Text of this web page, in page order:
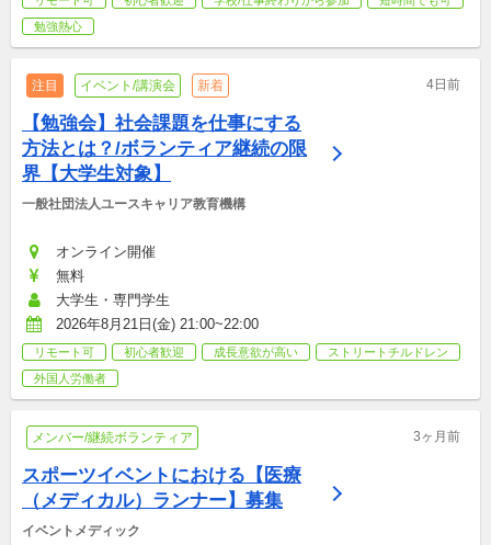
勉強熱心
注目 イベント/講演会 新着 4日前
【勉強会】社会課題を仕事にする
方法とは？/ボランティア継続の限
界【大学生対象】
一般社団法人ユースキャリア教育機構
オンライン開催
無料
大学生・専門学生
2026年8月21日(金) 21:00~22:00
リモート可 初心者歓迎 成長意欲が高い
ストリートチルドレン
外国人労働者
メンバー/継続ボランティア 3ヶ月前
スポーツイベントにおける【医療
（メディカル）ランナー】募集
イベントメディック